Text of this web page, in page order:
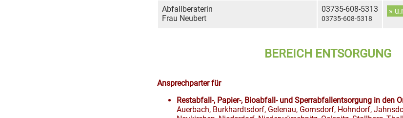
Abfallberaterin
Frau Neubert
03735-608-5313
03735-608-5318
»
BEREICH ENTSORGUNG
Ansprechparter für
Restabfall-, Papier-, Bioabfall- und Sperrabfallentsorgung in den
Auerbach, Burkhardtsdorf, Gelenau, Gornsdorf, Hohndorf,